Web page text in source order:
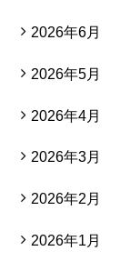
2026年6月
2026年5月
2026年4月
2026年3月
2026年2月
2026年1月